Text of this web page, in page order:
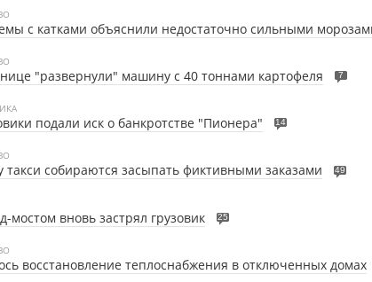
с катками объяснили недостаточно сильными
"развернули" машину с 40 тоннами картофеля 7
подали иск о банкротстве "Пионера" 14
такси собираются засыпать фиктивными заказами 49
мостом вновь застрял грузовик 25
восстановление теплоснабжения в отключенных домах